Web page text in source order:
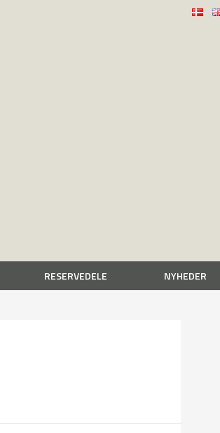
RESERVEDELE NYHEDER